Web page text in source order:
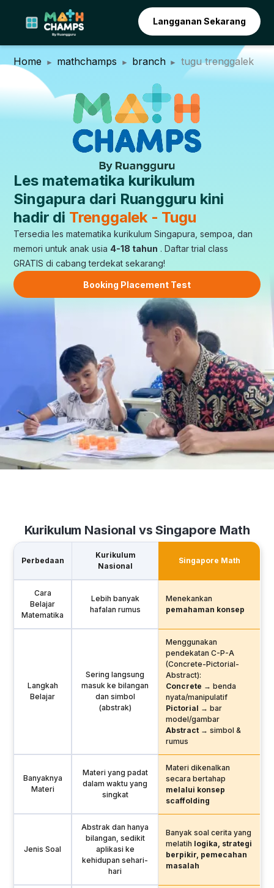
Langganan Sekarang
Home mathchamps branch tugu trenggalek
Les matematika kurikulum
Singapura dari Ruangguru kini
hadir di Trenggalek - Tugu
Tersedia les matematika kurikulum Singapura, sempoa, dan
memori untuk anak usia 4-18 tahun . Daftar trial class
GRATIS di cabang terdekat sekarang!
Booking Placement Test
Kurikulum Nasional vs Singapore Math
Perbedaan
Kurikulum
Nasional
Singapore Math
Cara
Belajar
Matematika
Lebih banyak
hafalan rumus
Menekankan
pemahaman konsep
Langkah
Belajar
Sering langsung
masuk ke bilangan
dan simbol
(abstrak)
Menggunakan
pendekatan C-P-A
(Concrete-Pictorial-
Abstract):
Concrete → benda
nyata/manipulatif
Pictorial → bar
model/gambar
Abstract → simbol &
rumus
Banyaknya
Materi
Materi yang padat
dalam waktu yang
singkat
Materi dikenalkan
secara bertahap
melalui konsep
scaffolding
Jenis Soal
Abstrak dan hanya
bilangan, sedikit
aplikasi ke
kehidupan sehari-
hari
Banyak soal cerita yang
melatih logika, strategi
berpikir, pemecahan
masalah